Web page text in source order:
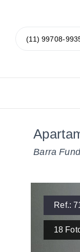
(11) 99708-
Barra
Ref.:
18